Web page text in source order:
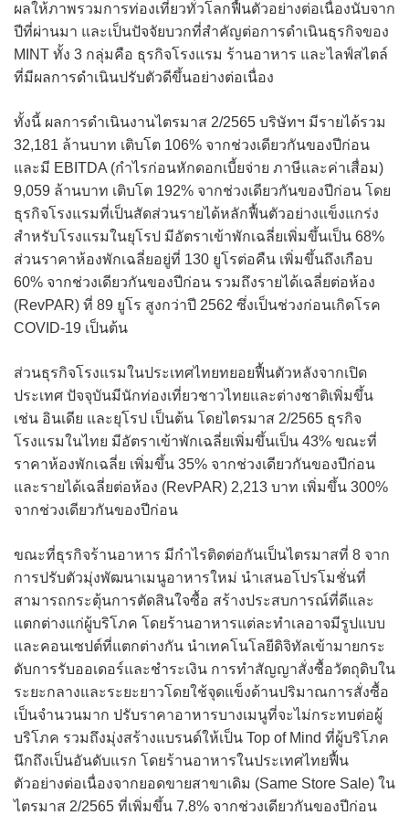
ผลให้ภาพรวมการท่องเที่ยวทั่วโลกฟื้นตัวอย่างต่อเนื่องนับจาก
ปีที่ผ่านมา และเป็นปัจจัยบวกที่สำคัญต่อการดำเนินธุรกิจของ
MINT ทั้ง 3 กลุ่มคือ ธุรกิจโรงแรม ร้านอาหาร และไลฟ์สไตล์
ที่มีผลการดำเนินปรับตัวดีขึ้นอย่างต่อเนื่อง
ทั้งนี้ ผลการดำเนินงานไตรมาส 2/2565 บริษัทฯ มีรายได้รวม
32,181 ล้านบาท เติบโต 106% จากช่วงเดียวกันของปีก่อน
และมี EBITDA (กำไรก่อนหักดอกเบี้ยจ่าย ภาษีและค่าเสื่อม)
9,059 ล้านบาท เติบโต 192% จากช่วงเดียวกันของปีก่อน โดย
ธุรกิจโรงแรมที่เป็นสัดส่วนรายได้หลักฟื้นตัวอย่างแข็งแกร่ง
สำหรับโรงแรมในยุโรป มีอัตราเข้าพักเฉลี่ยเพิ่มขึ้นเป็น 68%
ส่วนราคาห้องพักเฉลี่ยอยู่ที่ 130 ยูโรต่อคืน เพิ่มขึ้นถึงเกือบ
60% จากช่วงเดียวกันของปีก่อน รวมถึงรายได้เฉลี่ยต่อห้อง
(RevPAR) ที่ 89 ยูโร สูงกว่าปี 2562 ซึ่งเป็นช่วงก่อนเกิดโรค
COVID-19 เป็นต้น
ส่วนธุรกิจโรงแรมในประเทศไทยทยอยฟื้นตัวหลังจากเปิด
ประเทศ ปัจจุบันมีนักท่องเที่ยวชาวไทยและต่างชาติเพิ่มขึ้น
เช่น อินเดีย และยุโรป เป็นต้น โดยไตรมาส 2/2565 ธุรกิจ
โรงแรมในไทย มีอัตราเข้าพักเฉลี่ยเพิ่มขึ้นเป็น 43% ขณะที่
ราคาห้องพักเฉลี่ย เพิ่มขึ้น 35% จากช่วงเดียวกันของปีก่อน
และรายได้เฉลี่ยต่อห้อง (RevPAR) 2,213 บาท เพิ่มขึ้น 300%
จากช่วงเดียวกันของปีก่อน
ขณะที่ธุรกิจร้านอาหาร มีกำไรติดต่อกันเป็นไตรมาสที่ 8 จาก
การปรับตัวมุ่งพัฒนาเมนูอาหารใหม่ นำเสนอโปรโมชั่นที่
สามารถกระตุ้นการตัดสินใจซื้อ สร้างประสบการณ์ที่ดีและ
แตกต่างแก่ผู้บริโภค โดยร้านอาหารแต่ละทำเลอาจมีรูปแบบ
และคอนเซปต์ที่แตกต่างกัน นำเทคโนโลยีดิจิทัลเข้ามายกระ
ดับการรับออเดอร์และชำระเงิน การทำสัญญาสั่งซื้อวัตถุดิบใน
ระยะกลางและระยะยาวโดยใช้จุดแข็งด้านปริมาณการสั่งซื้อ
เป็นจำนวนมาก ปรับราคาอาหารบางเมนูที่จะไม่กระทบต่อผู้
บริโภค รวมถึงมุ่งสร้างแบรนด์ให้เป็น Top of Mind ที่ผู้บริโภค
นึกถึงเป็นอันดับแรก โดยร้านอาหารในประเทศไทยฟื้น
ตัวอย่างต่อเนื่องจากยอดขายสาขาเดิม (Same Store Sale) ใน
ไตรมาส 2/2565 ที่เพิ่มขึ้น 7.8% จากช่วงเดียวกันของปีก่อน